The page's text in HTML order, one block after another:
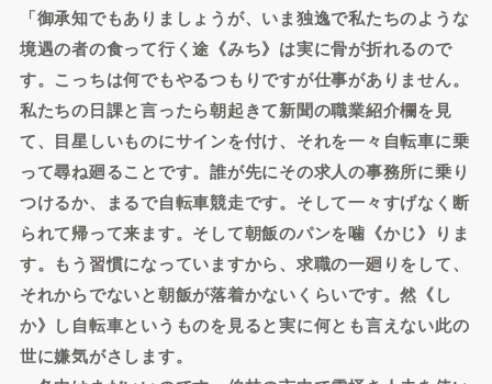
「御承知でもありましょうが、いま独逸で私たちのような
境遇の者の食って行く途《みち》は実に骨が折れるので
す。こっちは何でもやるつもりですが仕事がありません。
私たちの日課と言ったら朝起きて新聞の職業紹介欄を見
て、目星しいものにサインを付け、それを一々自転車に乗
って尋ね廻ることです。誰が先にその求人の事務所に乗り
つけるか、まるで自転車競走です。そして一々すげなく断
られて帰って来ます。そして朝飯のパンを噛《かじ》りま
す。もう習慣になっていますから、求職の一廻りをして、
それからでないと朝飯が落着かないくらいです。然《し
か》し自転車というものを見ると実に何とも言えない此の
世に嫌気がさします。